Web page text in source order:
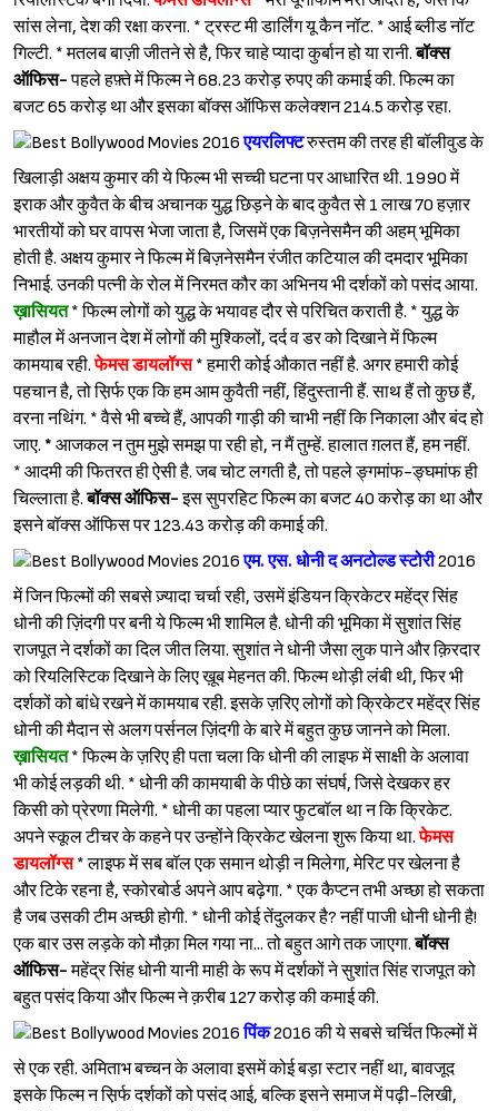
Sign in
सांस लेना, देश की रक्षा करना. * ट्रस्ट मी डार्लिंग यू कैन नॉट. * आई ब्लीड नॉट
गिल्टी. * मतलब बाज़ी जीतने से है, फिर चाहे प्यादा कुर्बान हो या रानी.बॉक्स
ऑफिस-पहले हफ़्ते में फिल्म ने 68.23 करोड़ रुपए की कमाई की. फिल्म का
बजट 65 करोड़ था और इसका बॉक्स ऑफिस कलेक्शन 214.5 करोड़ रहा.
एयरलिफ्टरुस्तम की तरह ही बॉलीवुड के
खिलाड़ी अक्षय कुमार की ये फिल्म भी सच्ची घटना पर आधारित थी. 1990 में
इराक और कुवैत के बीच अचानक युद्ध छिड़ने के बाद कुवैत से 1 लाख 70 हज़ार
भारतीयों को घर वापस भेजा जाता है, जिसमें एक बिज़नेसमैन की अहम् भूमिका
होती है. अक्षय कुमार ने फिल्म में बिज़नेसमैन रंजीत कटियाल की दमदार भूमिका
निभाई. उनकी पत्नी के रोल में निरमत कौर का अभिनय भी दर्शकों को पसंद आया.
ख़ासियत* फिल्म लोगों को युद्ध के भयावह दौर से परिचित कराती है. * युद्ध के
माहौल में अनजान देश में लोगों की मुश्किलों, दर्द व डर को दिखाने में फिल्म
कामयाब रही.फेमस डायलॉग्स* हमारी कोई औकात नहीं है. अगर हमारी कोई
पहचान है, तो स़िर्फ एक कि हम आम कुवैती नहीं, हिंदुस्तानी हैं. साथ हैं तो कुछ हैं,
वरना नथिंग. * वैसे भी बच्चे हैं, आपकी गाड़ी की चाभी नहीं कि निकाला और बंद हो
जाए. * आजकल न तुम मुझे समझ पा रही हो, न मैं तुम्हें. हालात ग़लत हैं, हम नहीं.
* आदमी की फितरत ही ऐसी है. जब चोट लगती है, तो पहले ङ्गमांफ-ङ्घमांफ ही
चिल्लाता है.बॉक्स ऑफिस-इस सुपरहिट फिल्म का बजट 40 करोड़ का था और
इसने बॉक्स ऑफिस पर 123.43 करोड़ की कमाई की.
एम. एस. धोनी द अनटोल्ड स्टोरी2016
में जिन फिल्मों की सबसे ज़्यादा चर्चा रही, उसमें इंडियन क्रिकेटर महेंद्र सिंह
धोनी की ज़िंदगी पर बनी ये फिल्म भी शामिल है. धोनी की भूमिका में सुशांत सिंह
राजपूत ने दर्शकों का दिल जीत लिया. सुशांत ने धोनी जैसा लुक पाने और क़िरदार
को रियलिस्टिक दिखाने के लिए ख़ूब मेहनत की. फिल्म थोड़ी लंबी थी, फिर भी
दर्शकों को बांधे रखने में कामयाब रही. इसके ज़रिए लोगों को क्रिकेटर महेंद्र सिंह
धोनी की मैदान से अलग पर्सनल ज़िंदगी के बारे में बहुत कुछ जानने को मिला.
ख़ासियत* फिल्म के ज़रिए ही पता चला कि धोनी की लाइफ में साक्षी के अलावा
भी कोई लड़की थी. * धोनी की कामयाबी के पीछे का संघर्ष, जिसे देखकर हर
किसी को प्रेरणा मिलेगी. * धोनी का पहला प्यार फुटबॉल था न कि क्रिकेट.
अपने स्कूल टीचर के कहने पर उन्होंने क्रिकेट खेलना शुरू किया था.फेमस
डायलॉग्स* लाइफ में सब बॉल एक समान थोड़ी न मिलेगा, मेरिट पर खेलना है
और टिके रहना है, स्कोरबोर्ड अपने आप बढ़ेगा. * एक कैप्टन तभी अच्छा हो सकता
है जब उसकी टीम अच्छी होगी. * धोनी कोई तेंदुलकर है? नहीं पाजी धोनी धोनी है!
एक बार उस लड़के को मौक़ा मिल गया ना... तो बहुत आगे तक जाएगा.बॉक्स
ऑफिस-महेंद्र सिंह धोनी यानी माही के रूप में दर्शकों ने सुशांत सिंह राजपूत को
बहुत पसंद किया और फिल्म ने क़रीब 127 करोड़ की कमाई की.
पिंक2016 की ये सबसे चर्चित फिल्मों में
से एक रही. अमिताभ बच्चन के अलावा इसमें कोई बड़ा स्टार नहीं था, बावजूद
इसके फिल्म न स़िर्फ दर्शकों को पसंद आई, बल्कि इसने समाज में पढ़ी-लिखी,